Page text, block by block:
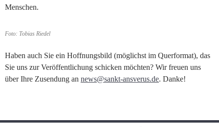
Menschen.
Foto: Tobias Riedel
Haben auch Sie ein Hoffnungsbild (möglichst im Querformat), das
Sie uns zur Veröffentlichung schicken möchten? Wir freuen uns
über Ihre Zusendung an news@sankt-ansverus.de. Danke!